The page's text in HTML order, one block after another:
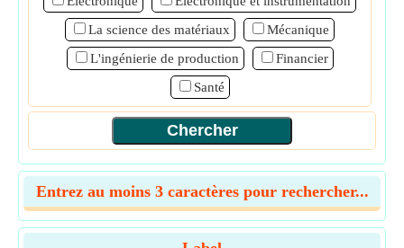
La science des matériaux
Mécanique
L'ingénierie de production
Financier
Santé
Entrez au moins 3 caractères pour rechercher...